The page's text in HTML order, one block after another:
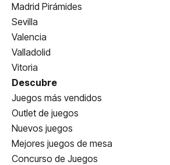
Madrid Pirámides
Sevilla
Valencia
Valladolid
Vitoria
Descubre
Juegos más vendidos
Outlet de juegos
Nuevos juegos
Mejores juegos de mesa
Concurso de Juegos